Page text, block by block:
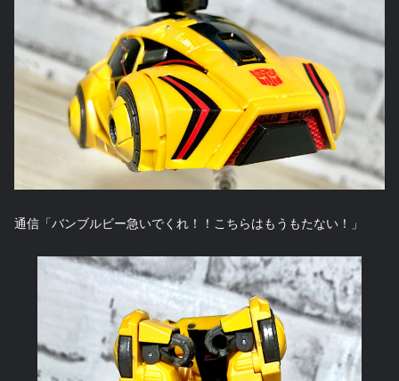
通信「バンブルビー急いでくれ！！こちらはもうもたない！」